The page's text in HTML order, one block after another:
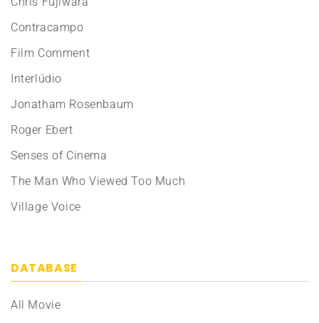
Contracampo
Film Comment
Interlúdio
Jonatham Rosenbaum
Roger Ebert
Senses of Cinema
The Man Who Viewed Too Much
Village Voice
DATABASE
All Movie